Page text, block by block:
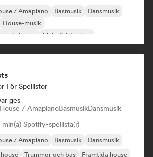
/ Amapiano Basmusik
Dansmusik
House-musik
house
Melodisk techno
För Spellistor
ges
/ AmapianoBasmusikDansmusik
Spotify-spellista(r)
/ Amapiano Basmusik
Dansmusik
Trummor och bas Framtida house